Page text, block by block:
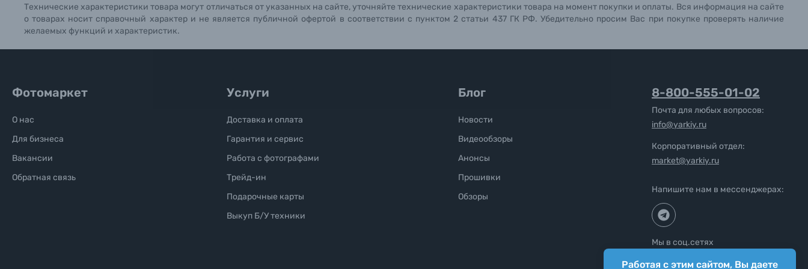
Б/У фототехника (Комиссионные товары)
Технические характеристики товара могут отличаться от указанных на сайте, уточняйте технические характеристики товара на момент покупки и оплаты. Вся информация на сайте
о товарах носит справочный характер и не является публичной офертой в соответствии с пунктом 2 статьи 437 ГК РФ. Убедительно просим Вас при покупке проверять наличие
желаемых функций и характеристик.
Работая с этим сайтом, Вы даете
Фотомаркет
О нас
Для бизнеса
Вакансии
Обратная связь
Услуги
Доставка и оплата
Гарантия и сервис
Работа с фотографами
Трейд-ин
Подарочные карты
Выкуп Б/У техники
Блог
Новости
Видеообзоры
Анонсы
Прошивки
Обзоры
8-800-555-01-02
Почта для любых вопросов:
info@yarkiy.ru
Корпоративный отдел:
market@yarkiy.ru
Напишите нам в мессенджерах:
Мы в соц.сетях